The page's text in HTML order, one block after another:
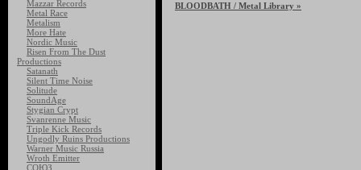
Mazzar Records
Metal Race
Metalism
More Hate
Nordic Music
Risen From The Dust
Productions
Satanath
Silent Time Noise
Solitude
SoundAge
Stygian Crypt
Svanrenne Music
Triple Kick Records
Ungodly Ruins Productions
Warner Music Russia
Wroth Emitter
СОЮЗ
BLOODBATH / Metal Library »